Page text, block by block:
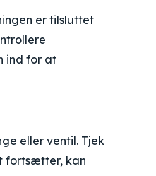
er tilsluttet
ind for at
eller ventil. Tjek
fortsætter, kan